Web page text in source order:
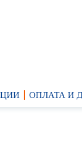
ОПЛАТА И